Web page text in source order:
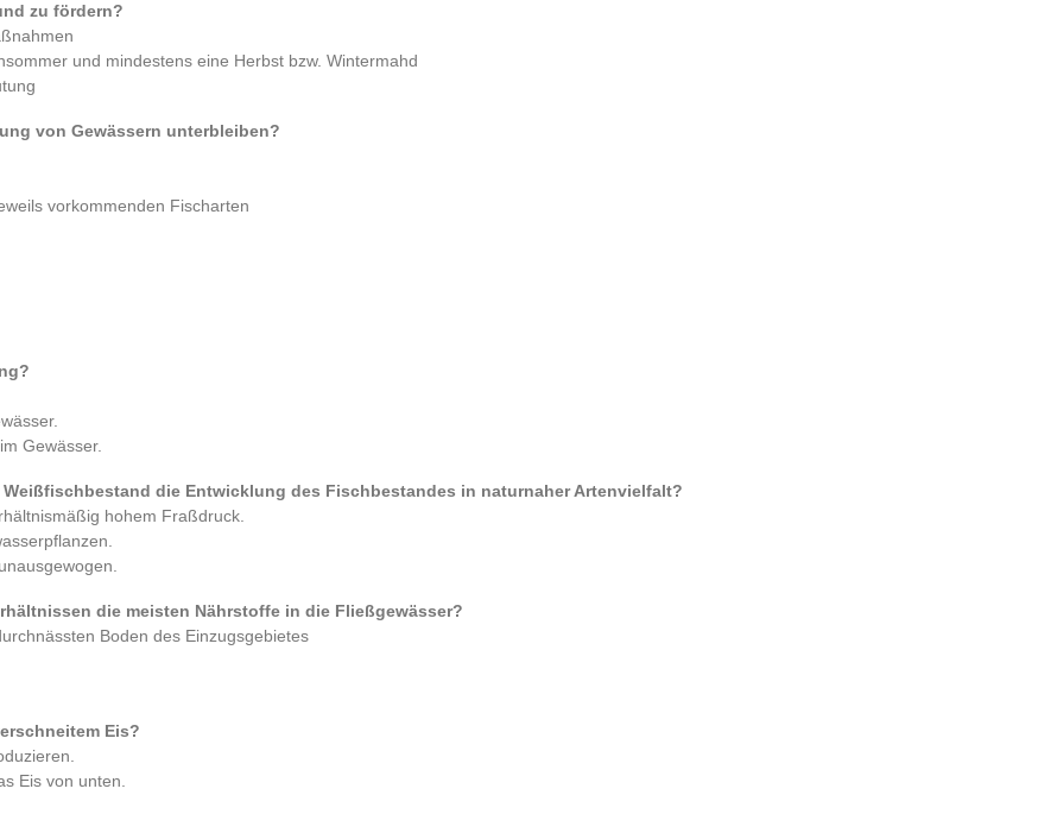
zu fördern?
und mindestens eine Herbst bzw. Wintermahd
von Gewässern unterbleiben?
vorkommenden Fischarten
Gewässer.
die Entwicklung des Fischbestandes in naturnaher Artenvielfalt?
hohem Fraßdruck.
die meisten Nährstoffe in die Fließgewässer?
Boden des Einzugsgebietes
Eis?
Eis von unten.